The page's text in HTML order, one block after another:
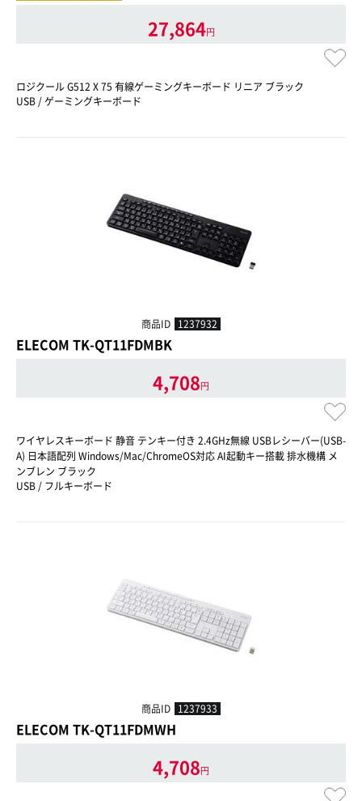
27,864円
ロジクール G512 X 75 有線ゲーミングキーボード リニア ブラック
USB / ゲーミングキーボード
商品ID 1237932
ELECOM TK-QT11FDMBK
4,708円
ワイヤレスキーボード 静音 テンキー付き 2.4GHz無線 USBレシーバー(USB-
A) 日本語配列 Windows/Mac/ChromeOS対応 AI起動キー搭載 排水機構 メ
ンブレン ブラック
USB / フルキーボード
商品ID 1237933
ELECOM TK-QT11FDMWH
4,708円